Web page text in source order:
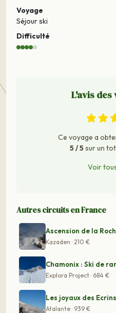
Voyage
Séjour ski
Difficulté
L'avis des
Ce voyage a
5 / 5sur un
Voir
Autres circuits en France
Kazaden · 210 €
Chamonix : Ski de
Explora Project · 684 €
Atalante · 939 €